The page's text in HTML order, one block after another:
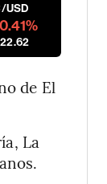
USD
de El
La